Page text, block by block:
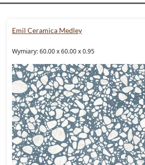
Emil Ceramica Medley
Wymiary: 60.00 x 60.00 x 0.95